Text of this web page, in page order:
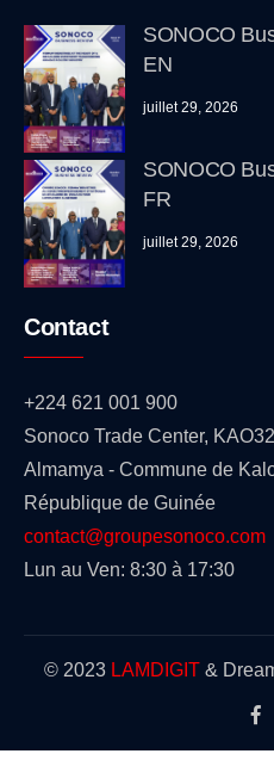
SONOCO
EN
juillet 29, 2026
SONOCO
FR
juillet 29, 2026
Contact
+224 621 001 900
Sonoco Trade Center,
Almamya - Commune de
République de Guinée
contact@groupesonoco.com
Lun au Ven: 8:30 à 17:30
© 2023 LAMDIGIT&